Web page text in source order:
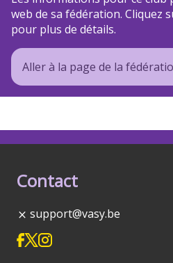
web de sa fédération. Cliquez
pour plus de détails.
Aller à la page de la
Contact
support@vasy.be